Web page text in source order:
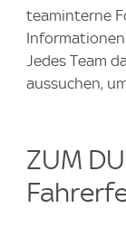
teaminterne
Jedes Team
aussuchen,
ZUM